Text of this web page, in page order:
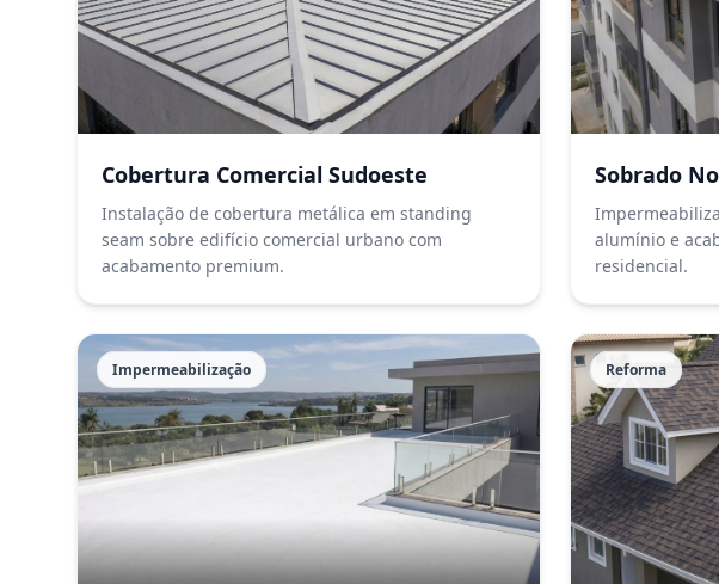
Cobertura Comercial Sudoeste
Instalação de cobertura metálica em standing
seam sobre edifício comercial urbano com
acabamento premium.
Sobrado
alumínio e
residencial.
Impermeabilização Reforma